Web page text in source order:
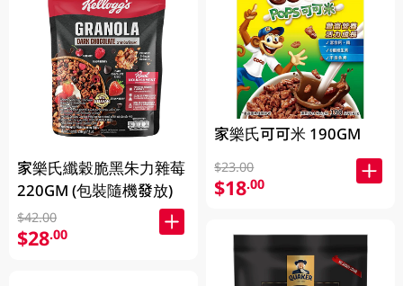
家樂氏纖穀脆黑朱力雜莓
220GM (包裝隨機發放)
$42.00
$28.00
家樂氏可可米 190GM
$23.00
$18.00